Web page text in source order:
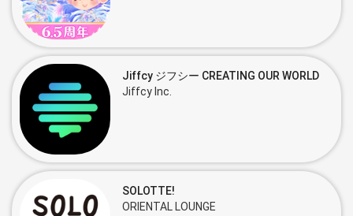
Jiffcy ジフシー CREATING OUR WORLD
Jiffcy Inc.
SOLOTTE!
ORIENTAL LOUNGE